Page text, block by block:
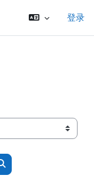
登录
搜索课程